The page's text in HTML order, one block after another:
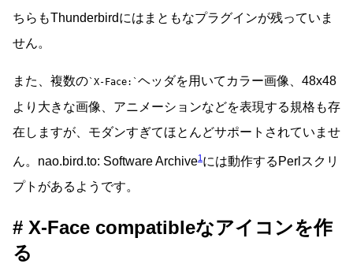
ちらもThunderbirdにはまともなプラグインが残っていま
せん。
また、複数の X-Face:
ヘッダを用いてカラー画像、48x48
より大きな画像、アニメーションなどを表現する規格も存
在しますが、モダンすぎてほとんどサポートされていませ
ん。nao.bird.to: Software Archive1 には動作するPerlスクリ
プトがあるようです。
X-Face compatibleなアイコンを作
る